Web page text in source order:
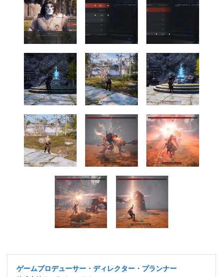
ゲームプロデューサー・ディレクター・プランナー